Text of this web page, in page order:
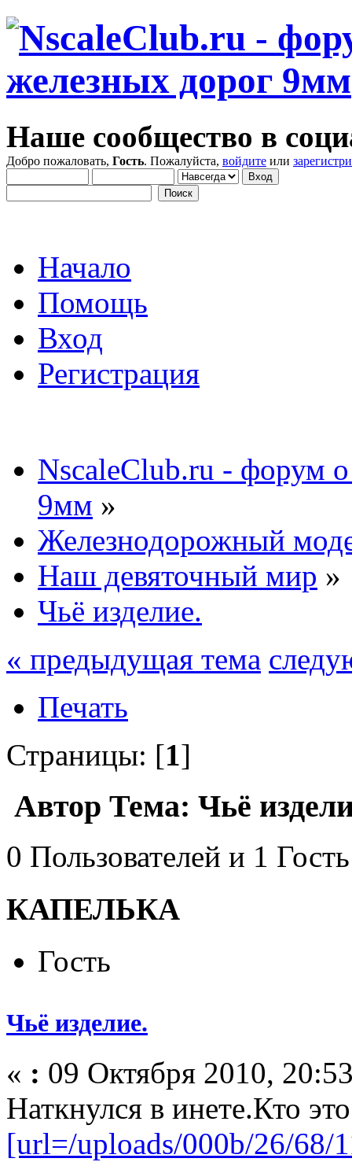
Наше сообщество в
Добро пожаловать, Гость. Пожалуйста, войдите или
Начало
Помощь
Вход
Регистрация
NscaleClub.ru - форум
9мм »
Железнодорожный
Наш девяточный мир »
Чьё изделие.
« предыдущая тема
Печать
Страницы: [1]
Автор Тема: Чьё
0 Пользователей и 1
КАПЕЛЬКА
Гость
Чьё изделие.
« : 09 Октября 2010,
Наткнулся в инете.Кто
[url=/uploads/000b/26/68/